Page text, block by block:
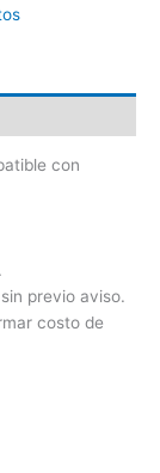
con
previo aviso.
costo de